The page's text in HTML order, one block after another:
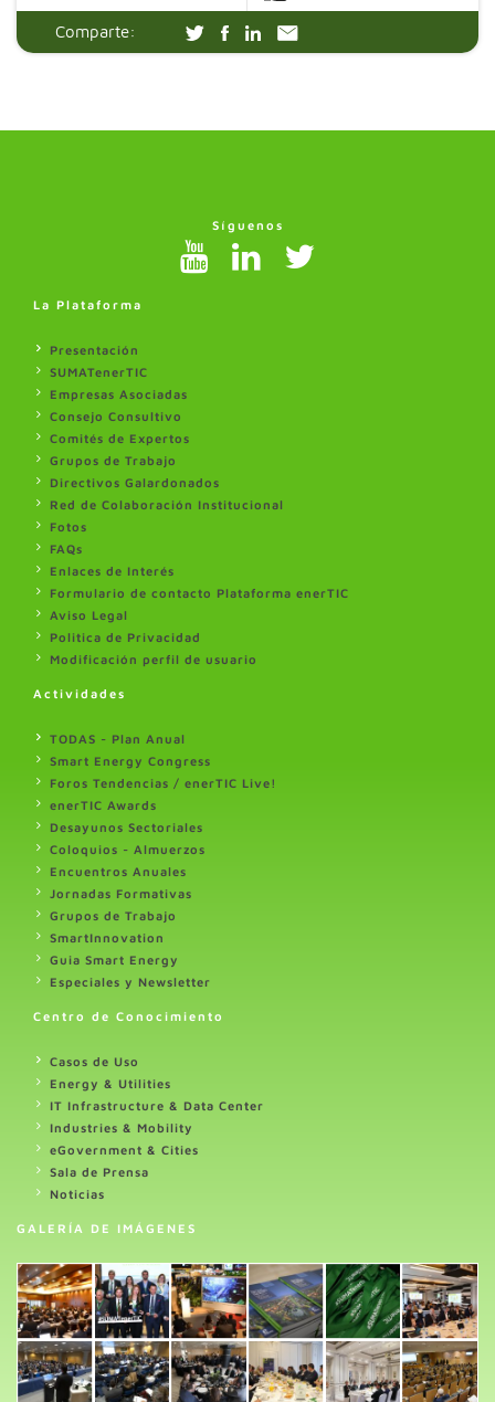
Comparte:
Síguenos
La Plataforma
Presentación
SUMATenerTIC
Empresas Asociadas
Consejo Consultivo
Comités de Expertos
Grupos de Trabajo
Directivos Galardonados
Red de Colaboración Institucional
Fotos
FAQs
Enlaces de Interés
Formulario de contacto Plataforma enerTIC
Aviso Legal
Politica de Privacidad
Modificación perfil de usuario
Actividades
TODAS - Plan Anual
Smart Energy Congress
Foros Tendencias / enerTIC Live!
enerTIC Awards
Desayunos Sectoriales
Coloquios - Almuerzos
Encuentros Anuales
Jornadas Formativas
Grupos de Trabajo
SmartInnovation
Guia Smart Energy
Especiales y Newsletter
Centro de Conocimiento
Casos de Uso
Energy & Utilities
IT Infrastructure & Data Center
Industries & Mobility
eGovernment & Cities
Sala de Prensa
Noticias
GALERÍA DE IMÁGENES